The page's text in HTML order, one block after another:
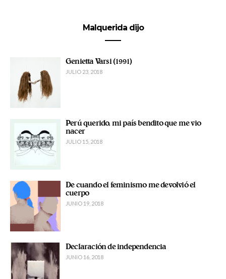
Malquerida dijo
Genietta Varsi (1991)
JULIO 23, 2018
Perú querido, mi país bendito que me vio
nacer
JULIO 15, 2018
De cuando el feminismo me devolvió el
cuerpo
JUNIO 19, 2018
Declaración de independencia
JUNIO 16, 2018